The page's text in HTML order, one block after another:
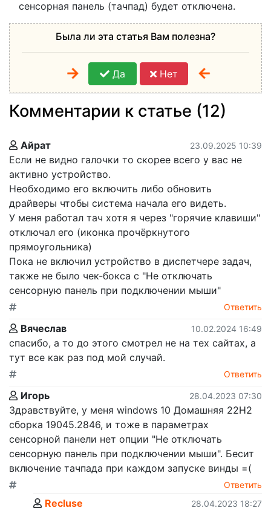
сенсорная панель (тачпад) будет отключена.
Была ли эта статья Вам полезна?
Да Нет
Комментарии к статье (12)
Айрат 23.09.2025 10:39
Если не видно галочки то скорее всего у вас не
активно устройство.
Необходимо его включить либо обновить
драйверы чтобы система начала его видеть.
У меня работал тач хотя я через "горячие клавиши"
отключал его (иконка прочёркнутого
прямоугольника)
Пока не включил устройство в диспетчере задач,
также не было чек-бокса с "Не отключать
сенсорную панель при подключении мыши"
Ответить
Вячеслав 10.02.2024 16:49
спасибо, а то до этого смотрел не на тех сайтах, а
тут все как раз под мой случай.
Ответить
Игорь 28.04.2023 07:30
Здравствуйте, у меня windows 10 Домашняя 22H2
сборка 19045.2846, и тоже в параметрах
сенсорной панели нет опции "Не отключать
сенсорную панель при подключении мыши". Бесит
включение тачпада при каждом запуске винды =(
Ответить
Recluse 28.04.2023 18:27